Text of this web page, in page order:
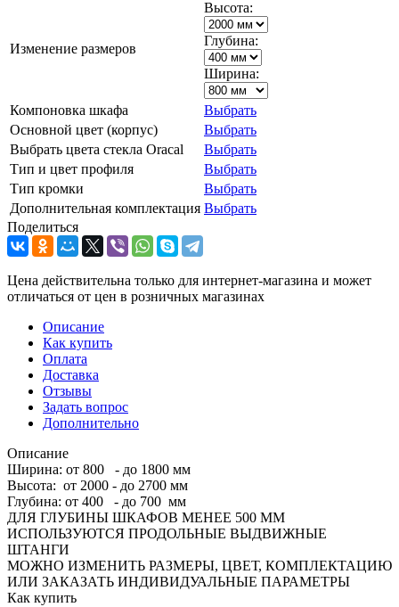
Изменение размеров
Высота:
Глубина:
Ширина:
Компоновка шкафа
Выбрать
Основной цвет (корпус)
Выбрать
Выбрать цвета стекла Oracal
Выбрать
Тип и цвет профиля
Выбрать
Тип кромки
Выбрать
Дополнительная комплектация Выбрать
Поделиться
Цена действительна только для интернет-магазина и может
отличаться от цен в розничных магазинах
Описание
Как купить
Оплата
Доставка
Отзывы
Задать вопрос
Дополнительно
Описание
Ширина: от 800 - до 1800 мм
Высота: от 2000 - до 2700 мм
Глубина: от 400 - до 700 мм
ДЛЯ ГЛУБИНЫ ШКАФОВ МЕНЕЕ 500 ММ
ИСПОЛЬЗУЮТСЯ ПРОДОЛЬНЫЕ ВЫДВИЖНЫЕ
ШТАНГИ
МОЖНО ИЗМЕНИТЬ РАЗМЕРЫ, ЦВЕТ, КОМПЛЕКТАЦИЮ
ИЛИ ЗАКАЗАТЬ ИНДИВИДУАЛЬНЫЕ ПАРАМЕТРЫ
Как купить